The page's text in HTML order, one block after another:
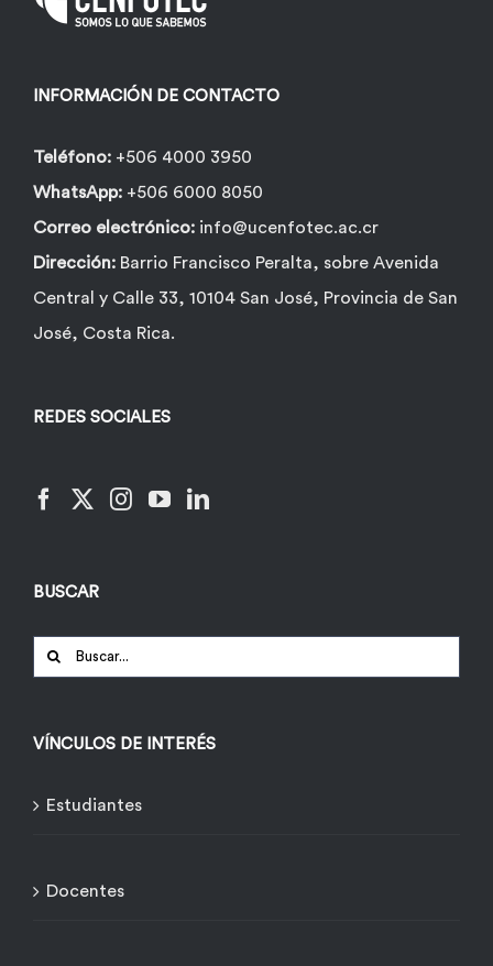
INFORMACIÓN DE CONTACTO
Teléfono: +506 4000 3950
WhatsApp: +506 6000 8050
Correo electrónico: info@ucenfotec.ac.cr
Dirección: Barrio Francisco Peralta, sobre Avenida
Central y Calle 33, 10104 San José, Provincia de San
José, Costa Rica.
REDES SOCIALES
BUSCAR
Buscar:
VÍNCULOS DE INTERÉS
Estudiantes
Docentes